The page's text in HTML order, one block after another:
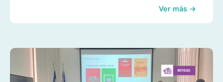
Ver más →